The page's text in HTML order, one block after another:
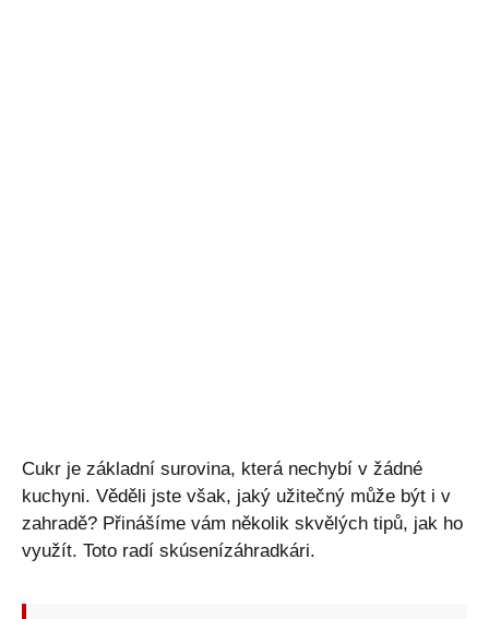
Cukr je základní surovina, která nechybí v žádné
kuchyni. Věděli jste však, jaký užitečný může být i v
zahradě? Přinášíme vám několik skvělých tipů, jak ho
využít. Toto radí skúsenízáhradkári.